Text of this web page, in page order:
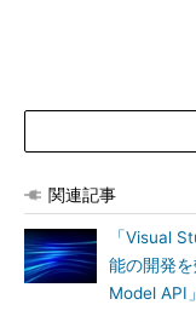
関連記事
「Visual
能の開発
Model API